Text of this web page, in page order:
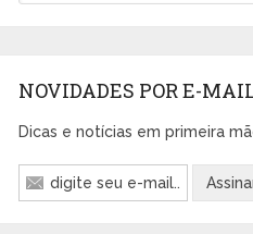
NOVIDADES POR E-
Dicas e notícias em primeira